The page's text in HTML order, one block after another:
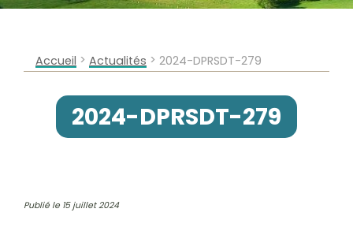
Accueil > Actualités > 2024-DPRSDT-279
2024-DPRSDT-279
Publié le 15 juillet 2024